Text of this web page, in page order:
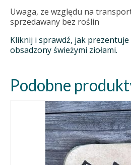
Uwaga, ze względu na
sprzedawany bez roślin
Kliknij i sprawdź, jak
obsadzony świeżymi ziołami.
Podobne